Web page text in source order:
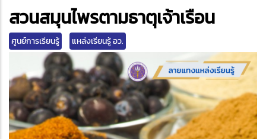
สวนสมุนไพรตามธาตุเจ้าเรือน
ศูนย์การเรียนรู้ แหล่งเรียนรู้ อว.